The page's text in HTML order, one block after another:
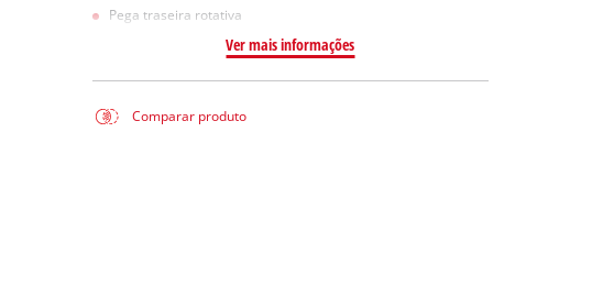
Pega traseira rotativa
Ver mais informações
Comparar produto